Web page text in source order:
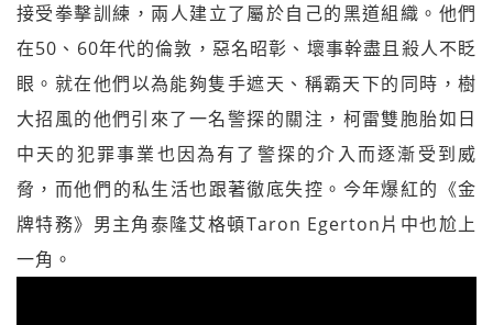
接受拳擊訓­練，兩人建立了屬於自己的黑道組織。他們
在50、60年代的倫敦，惡名昭彰、壞事幹盡­且殺人不眨
眼。就在他們以為能夠隻手遮天、稱霸天下的同時，樹
大招風的他們引來了一名­警探的關注，柯雷雙胞胎如日
中天的犯罪事業也因為有了警探的介入而逐漸受到威
脅，而他­們的私生活也跟著徹底失控。今年爆紅的《金
牌特務》男主角泰隆艾格頓Taron Egerton片中也尬上
一角。